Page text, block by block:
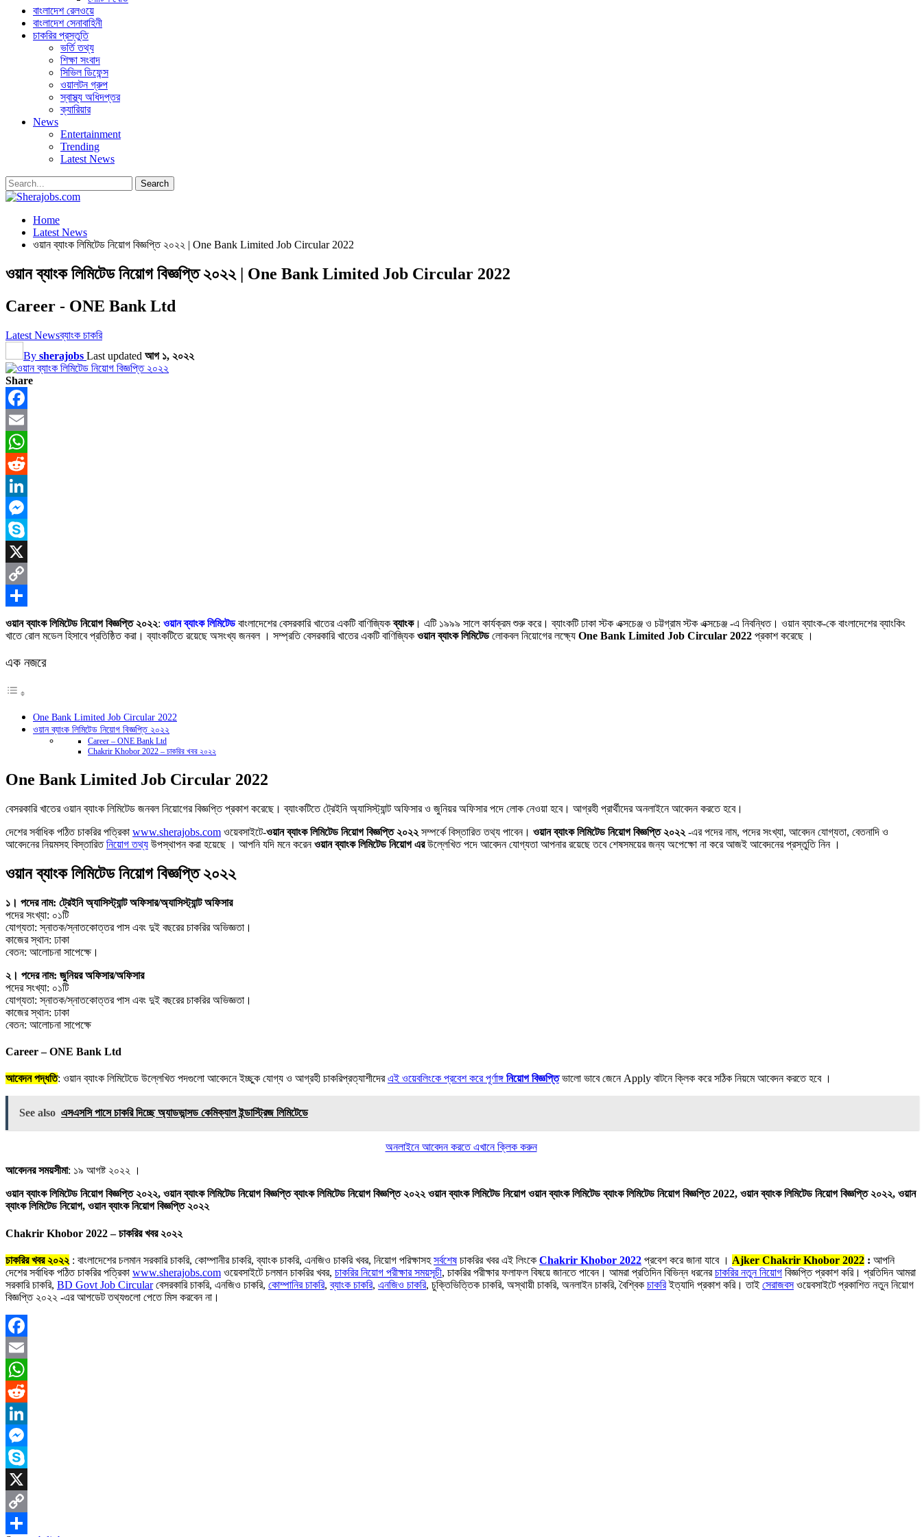
বাংলাদেশ রেলওয়ে
বাংলাদেশ সেনাবাহিনী
চাকরির প্রস্তুতি
ভর্তি তথ্য
শিক্ষা সংবাদ
সিভিল ডিফেন্স
ওয়ালটন গ্রুপ
স্বাস্থ্য অধিদপ্তর
ক্যারিয়ার
News
Entertainment
Trending
Latest News
Home
Latest News
ওয়ান ব্যাংক লিমিটেড নিয়োগ বিজ্ঞপ্তি ২০২২ | One Bank Limited Job Circular 2022
ওয়ান ব্যাংক লিমিটেড নিয়োগ বিজ্ঞপ্তি ২০২২ | One Bank Limited Job Circular 2022
Career - ONE Bank Ltd
Latest Newsব্যাংক চাকরি
By sherajobs Last updated আগ ১, ২০২২
Share
Facebook
Email
WhatsApp
Reddit
LinkedIn
Messenger
Skype
X
Copy
Link
Share
ওয়ান ব্যাংক লিমিটেড নিয়োগ বিজ্ঞপ্তি ২০২২: ওয়ান ব্যাংক লিমিটেডবাংলাদেশের বেসরকারি খাতের একটি বাণিজ্যিকব্যাংক। এটি ১৯৯৯ সালে কার্যক্রম শুরু করে। ব্যাংকটি ঢাকা স্টক এক্সচেঞ্জ ও চট্টগ্রাম স্টক এক্সচেঞ্জ -এ নিবন্ধিত। ওয়ান ব্যাংক-কে বাংলাদেশের ব্যাংকিং
খাতে রোল মডেল হিসাবে প্রতিষ্ঠিত করা। ব্যাংকটিতে রয়েছে অসংখ্য জনবল । সম্প্রতি বেসরকারি খাতের একটি বাণিজ্যিক ওয়ান ব্যাংক লিমিটেডলোকবল নিয়োগের লক্ষ্যে One Bank Limited Job Circular 2022 প্রকাশ করেছে ।
এক নজরে
One Bank Limited Job Circular 2022
ওয়ান ব্যাংক লিমিটেড নিয়োগ বিজ্ঞপ্তি ২০২২
Career – ONE Bank Ltd
Chakrir Khobor 2022 – চাকরির খবর ২০২২
One Bank Limited Job Circular 2022
বেসরকারি খাতের ওয়ান ব্যাংক লিমিটেড জনবল নিয়োগের বিজ্ঞপ্তি প্রকাশ করেছে। ব্যাংকটিতে ট্রেইনি অ্যাসিস্ট্যান্ট অফিসার ও জুনিয়র অফিসার পদে লোক নেওয়া হবে। আগ্রহী প্রার্থীদের অনলাইনে আবেদন করতে হবে।
দেশের সর্বাধিক পঠিত চাকরির পত্রিকা www.sherajobs.com ওয়েবসাইটে-ওয়ান ব্যাংক লিমিটেড নিয়োগ বিজ্ঞপ্তি ২০২২ সম্পর্কে বিস্তারিত তথ্য পাবেন। ওয়ান ব্যাংক লিমিটেড নিয়োগ বিজ্ঞপ্তি ২০২২ -এর পদের নাম, পদের সংখ্যা, আবেদন যোগ্যতা, বেতনাদি ও
আবেদনের নিয়মসহ বিস্তারিতনিয়োগ তথ্য উপস্থাপন করা হয়েছে । আপনি যদি মনে করেনওয়ান ব্যাংক লিমিটেড নিয়োগ এরউল্লেখিত পদে আবেদন যোগ্যতা আপনার রয়েছে তবে শেষসময়ের জন্য অপেক্ষো না করে আজই আবেদনের প্রস্তুতি নিন ।
ওয়ান ব্যাংক লিমিটেড নিয়োগ বিজ্ঞপ্তি ২০২২
১। পদের নাম: ট্রেইনি অ্যাসিস্ট্যান্ট অফিসার/অ্যাসিস্ট্যান্ট অফিসার
পদের সংখ্যা: ০১টি
যোগ্যতা: স্নাতক/স্নাতকোত্তর পাস এবং দুই বছরের চাকরির অভিজ্ঞতা।
কাজের স্থান: ঢাকা
বেতন: আলোচনা সাপেক্ষে।
২। পদের নাম: জুনিয়র অফিসার/অফিসার
পদের সংখ্যা: ০১টি
যোগ্যতা: স্নাতক/স্নাতকোত্তর পাস এবং দুই বছরের চাকরির অভিজ্ঞতা।
কাজের স্থান: ঢাকা
বেতন: আলোচনা সাপেক্ষে
Career – ONE Bank Ltd
আবেদন পদ্ধতি: ওয়ান ব্যাংক লিমিটেডে উল্লেখিত পদগুলো আবেদনে ইচ্ছুক যোগ্য ও আগ্রহী চাকরিপ্রত্যাশীদেরএই ওয়েবলিংকে প্রবেশ করে পূর্ণাঙ্গ নিয়োগ বিজ্ঞপ্তিভালো ভাবে জেনে Apply বাটনে ক্লিক করে সঠিক নিয়মে আবেদন করতে হবে ।
See also এসএসসি পাসে চাকরি দিচ্ছে অ্যাডভান্সড কেমিক্যাল ইন্ডাস্ট্রিজ লিমিটেডে
অনলাইনে আবেদন করতে এখানে ক্লিক করুন
আবেদনর সময়সীমা: ১৯ আগষ্ট ২০২২ ।
ওয়ান ব্যাংক লিমিটেড নিয়োগ বিজ্ঞপ্তি ২০২২, ওয়ান ব্যাংক লিমিটেড নিয়োগ বিজ্ঞপ্তি ব্যাংক লিমিটেড নিয়োগ বিজ্ঞপ্তি ২০২২ ওয়ান ব্যাংক লিমিটেড নিয়োগ ওয়ান ব্যাংক লিমিটেড ব্যাংক লিমিটেড নিয়োগ বিজ্ঞপ্তি 2022, ওয়ান ব্যাংক লিমিটেড নিয়োগ বিজ্ঞপ্তি ২০২২, ওয়ান
ব্যাংক লিমিটেড নিয়োগ, ওয়ান ব্যাংক নিয়োগ বিজ্ঞপ্তি ২০২২
Chakrir Khobor 2022 – চাকরির খবর ২০২২
চাকরির খবর ২০২২ : বাংলাদেশের চলমান সরকারি চাকরি, কোম্পানীর চাকরি, ব্যাংক চাকরি, এনজিও চাকরি খবর, নিয়োগ পরিক্ষাসহসর্বশেষচাকরির খবর এই লিংকে Chakrir Khobor 2022 প্রবেশ করে জানা যাবে । Ajker Chakrir Khobor 2022 : আপনি
দেশের সর্বাধিক পঠিত চাকরির পত্রিকা www.sherajobs.com ওয়েবসাইটে চলমান চাকরির খবর, চাকরির নিয়োগ পরীক্ষার সময়সূচী, চাকরির পরীক্ষার ফলাফল বিষয়ে জানতে পাবেন। আমরা প্রতিদিন বিভিন্ন ধরনেরচাকরির নতুন নিয়োগ বিজ্ঞপ্তি প্রকাশ করি। প্রতিদিন আমরা
সরকারি চাকরি, BD Govt Job Circularবেসরকারি চাকরি, এনজিও চাকরি, কোম্পানির চাকরি,ব্যাংক চাকরি, এনজিও চাকরি, চুক্তিভিত্তিক চাকরি, অস্থায়ী চাকরি, অনলাইন চাকরি, বৈশ্বিক চাকরিইত্যাদি প্রকাশ করি। তাই সেরাজবসওয়েবসাইটে প্রকাশিত নতুন নিয়োগ
বিজ্ঞপ্তি ২০২২ -এর আপডেট তথ্যগুলো পেতে মিস করবেন না।
Facebook
Email
WhatsApp
Reddit
LinkedIn
Messenger
Skype
X
Copy